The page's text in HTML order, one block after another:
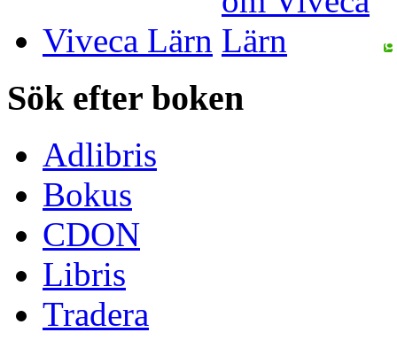
Viveca Lärn
Sök efter boken
Adlibris
Bokus
CDON
Libris
Tradera